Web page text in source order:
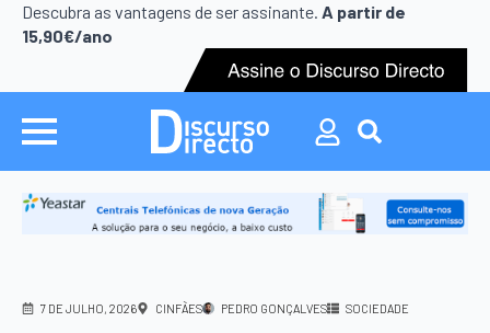
Descubra as vantagens de ser assinante. A partir de
15,90€/ano
Search
for:
Search
7 DE JULHO, 2026 CINFÃES PEDRO GONÇALVES SOCIEDADE